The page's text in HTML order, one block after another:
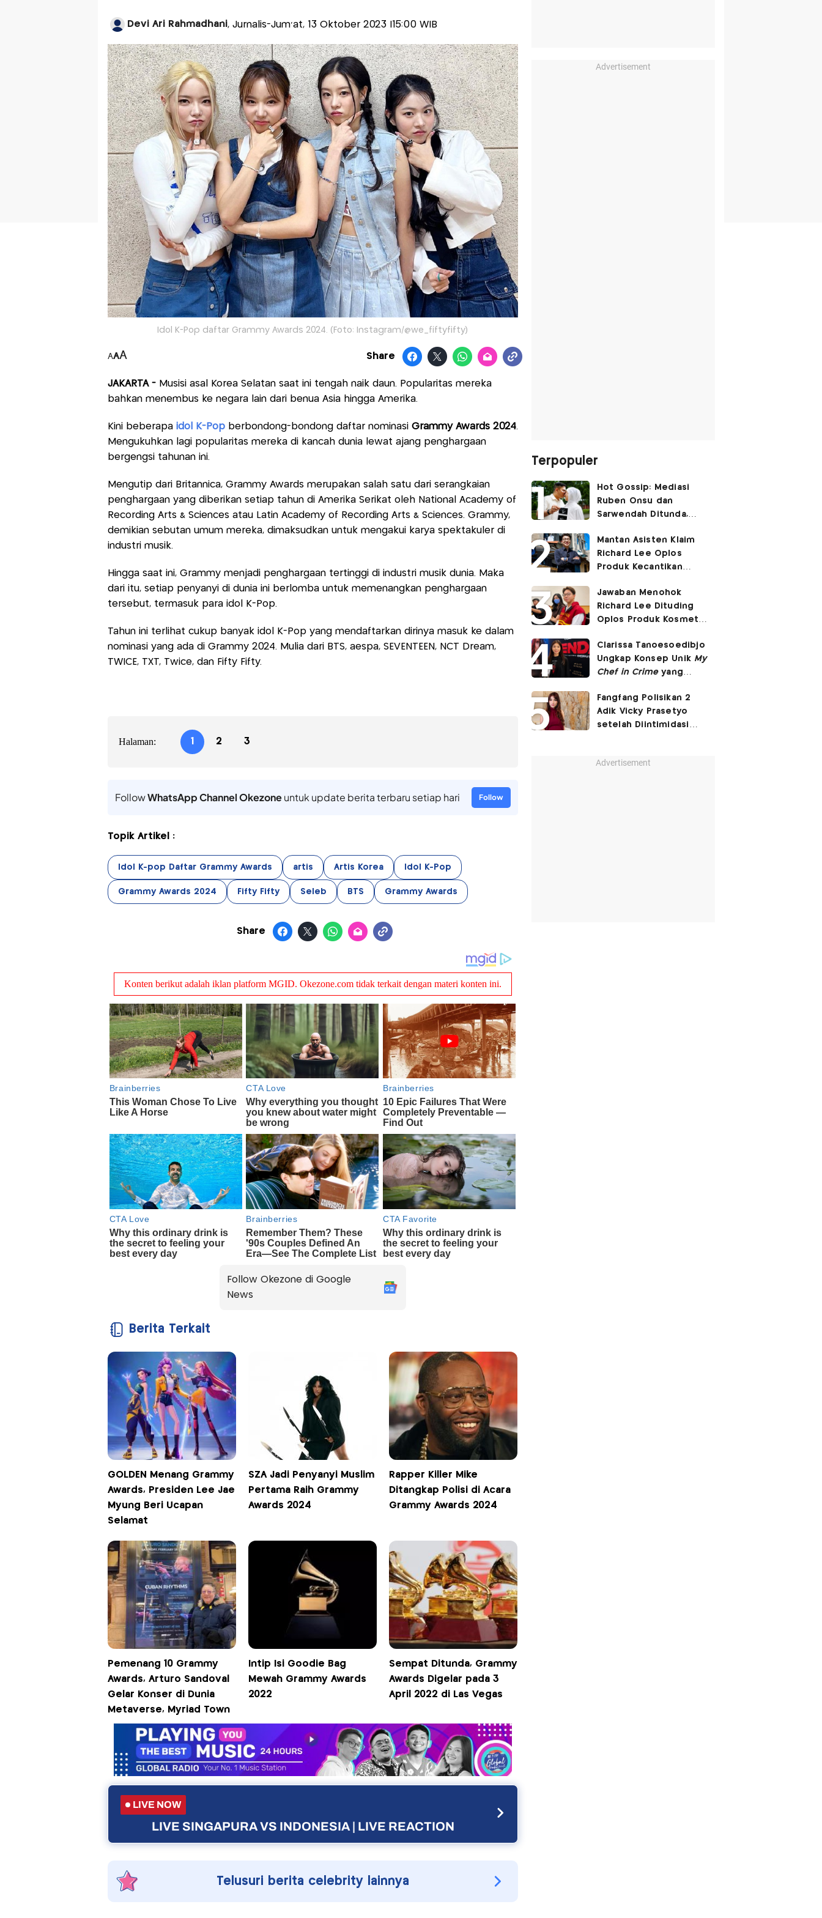
Devi Ari Rahmadhani, Jurnalis-Jum'at, 13 Oktober 2023 |15:00 WIB
Idol K-Pop daftar Grammy Awards 2024. (Foto: Instagram/@we_fiftyfifty)
AAA Share
JAKARTA -Musisi asal Korea Selatan saat ini tengah naik daun. Popularitas mereka
bahkan menembus ke negara lain dari benua Asia hingga Amerika.
Kini beberapa idol K-Popberbondong-bondong daftar nominasi Grammy Awards 2024.
Mengukuhkan lagi popularitas mereka di kancah dunia lewat ajang penghargaan
bergengsi tahunan ini.
Mengutip dari Britannica, Grammy Awards merupakan salah satu dari serangkaian
penghargaan yang diberikan setiap tahun di Amerika Serikat oleh National Academy of
Recording Arts & Sciences atau Latin Academy of Recording Arts & Sciences. Grammy,
demikian sebutan umum mereka, dimaksudkan untuk mengakui karya spektakuler di
industri musik.
Hingga saat ini, Grammy menjadi penghargaan tertinggi di industri musik dunia. Maka
dari itu, setiap penyanyi di dunia ini berlomba untuk memenangkan penghargaan
tersebut, termasuk para idol K-Pop.
Tahun ini terlihat cukup banyak idol K-Pop yang mendaftarkan dirinya masuk ke dalam
nominasi yang ada di Grammy 2024. Mulia dari BTS, aespa, SEVENTEEN, NCT Dream,
TWICE, TXT, Twice, dan Fifty Fifty.
Halaman: 1 2 3
FollowWhatsApp Channel Okezoneuntuk update berita terbaru setiap hari Follow
Topik Artikel :
Idol K-pop Daftar Grammy Awards artis Artis Korea Idol K-Pop
Grammy Awards 2024 Fifty Fifty Seleb BTS Grammy Awards
Share
Follow Okezone di Google
News
Berita Terkait
GOLDEN Menang Grammy
Awards, Presiden Lee Jae
Myung Beri Ucapan
Selamat
SZA Jadi Penyanyi Muslim
Pertama Raih Grammy
Awards 2024
Rapper Killer Mike
Ditangkap Polisi di Acara
Grammy Awards 2024
Pemenang 10 Grammy
Awards, Arturo Sandoval
Gelar Konser di Dunia
Metaverse, Myriad Town
Intip Isi Goodie Bag
Mewah Grammy Awards
2022
Sempat Ditunda, Grammy
Awards Digelar pada 3
April 2022 di Las Vegas
LIVE NOW
LIVE SINGAPURA VS INDONESIA | LIVE REACTION
Telusuri berita celebrity lainnya
Advertisement
Terpopuler
Hot Gossip: Mediasi
Ruben Onsu dan
Sarwendah Ditunda,
Ketiga
Mantan Asisten Klaim
Richard Lee Oplos
Produk Kecantikan
ke Ani-Ani
Jawaban Menohok
Richard Lee Dituding
Oplos Produk Kosmetik
Clarissa Tanoesoedibjo
Ungkap Konsep Unik My
Chef in Crimeyang
Lain
Fangfang Polisikan 2
Adik Vicky Prasetyo
setelah Diintimidasi
Advertisement